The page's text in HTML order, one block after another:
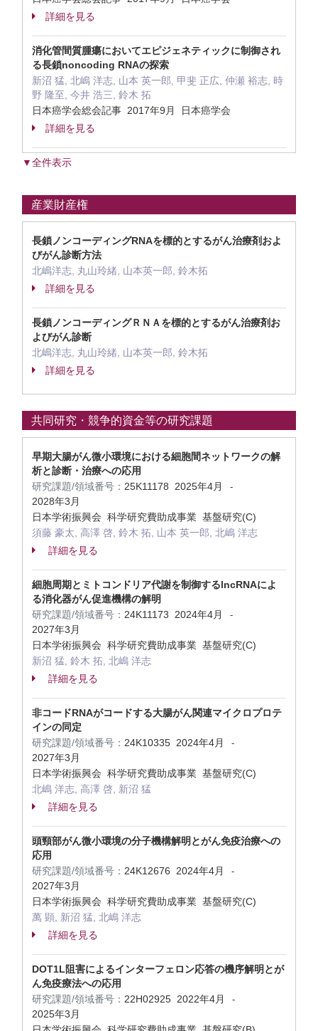
詳細を見る
消化管間質腫瘍においてエピジェネティックに制御され
る長鎖noncoding RNAの探索
新沼 猛, 北嶋 洋志, 山本 英一郎, 甲斐 正広, 仲瀬 裕志, 時
野 隆至, 今井 浩三, 鈴木 拓
日本癌学会総会記事 2017年9月 日本癌学会
詳細を見る
▼全件表示
産業財産権
長鎖ノンコーディングRNAを標的とするがん治療剤およ
びがん診断方法
北嶋洋志, 丸山玲緒, 山本英一郎, 鈴木拓
詳細を見る
長鎖ノンコーディングＲＮＡを標的とするがん治療剤お
よびがん診断
北嶋洋志, 丸山玲緒, 山本英一郎, 鈴木拓
詳細を見る
共同研究・競争的資金等の研究課題
早期大腸がん微小環境における細胞間ネットワークの解
析と診断・治療への応用
研究課題/領域番号： 25K11178 2025年4月 -
2028年3月
日本学術振興会 科学研究費助成事業 基盤研究(C)
須藤 豪太, 高澤 啓, 鈴木 拓, 山本 英一郎, 北嶋 洋志
詳細を見る
細胞周期とミトコンドリア代謝を制御するlncRNAによ
る消化器がん促進機構の解明
研究課題/領域番号： 24K11173 2024年4月 -
2027年3月
日本学術振興会 科学研究費助成事業 基盤研究(C)
新沼 猛, 鈴木 拓, 北嶋 洋志
詳細を見る
非コードRNAがコードする大腸がん関連マイクロプロテ
インの同定
研究課題/領域番号： 24K10335 2024年4月 -
2027年3月
日本学術振興会 科学研究費助成事業 基盤研究(C)
北嶋 洋志, 高澤 啓, 新沼 猛
詳細を見る
頭頸部がん微小環境の分子機構解明とがん免疫治療への
応用
研究課題/領域番号： 24K12676 2024年4月 -
2027年3月
日本学術振興会 科学研究費助成事業 基盤研究(C)
萬 顕, 新沼 猛, 北嶋 洋志
詳細を見る
DOT1L阻害によるインターフェロン応答の機序解明とが
ん免疫療法への応用
研究課題/領域番号： 22H02925 2022年4月 -
2025年3月